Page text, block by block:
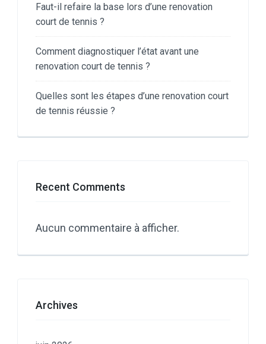
Faut-il refaire la base lors d’une renovation
court de tennis ?
Comment diagnostiquer l’état avant une
renovation court de tennis ?
Quelles sont les étapes d’une renovation court
de tennis réussie ?
Recent Comments
Aucun commentaire à afficher.
Archives